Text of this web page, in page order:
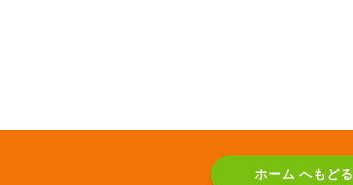
ホーム へもどる